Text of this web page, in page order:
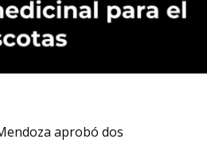
aprobó dos